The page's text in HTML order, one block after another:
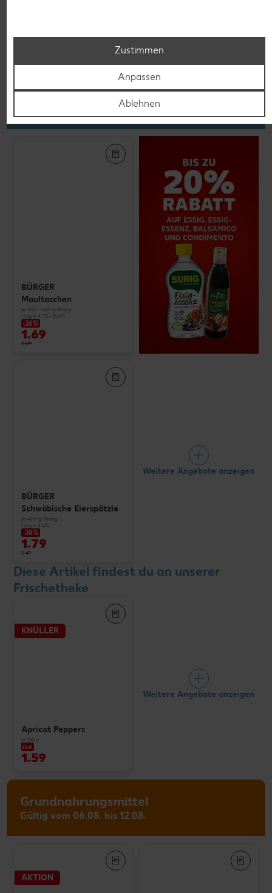
Feinkost, Konserven
Gültig vom 06.08. bis 12.08.
BÜRGER
Maultaschen
je 300 - 360-g-Packg.
(1 kg = 4.70 - 5.64)
-26%
1.69
2.29
BÜRGER
Schwäbische Eierspätzle
je 400-g-Packg.
(1 kg = 4.48)
-28%
1.79
2.49
Weitere Angebote anzeigen
Diese Artikel findest du an unserer
Frischetheke
KNÜLLER
Apricot Peppers
je 100 g
nur
1.59
Weitere Angebote anzeigen
Grundnahrungsmittel
Gültig vom 06.08. bis 12.08.
AKTION
Zustimmen
Anpassen
Ablehnen